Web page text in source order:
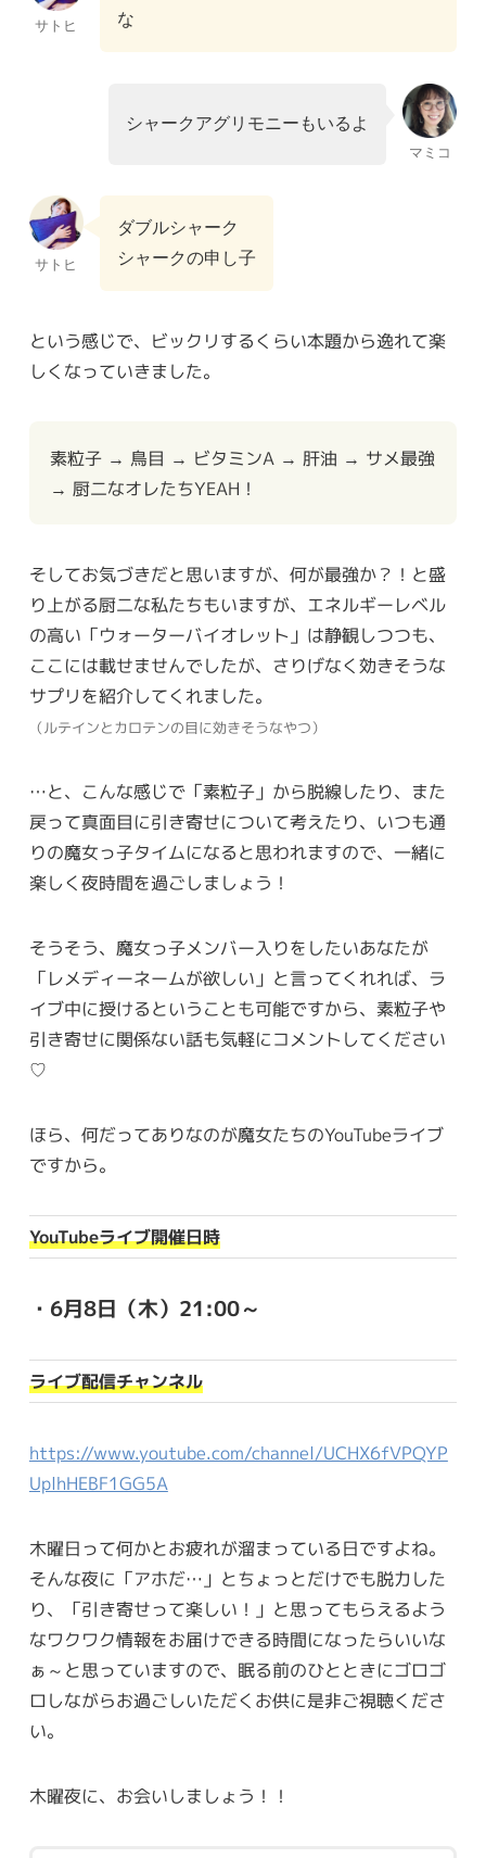
サトヒ な
マミコ
シャークアグリモニーもいるよ
サトヒ
ダブルシャーク
シャークの申し子
という感じで、ビックリするくらい本題から逸れて楽
しくなっていきました。
素粒子 → 鳥目 → ビタミンA → 肝油 → サメ最強
→ 厨二なオレたちYEAH！
そしてお気づきだと思いますが、何が最強か？！と盛
り上がる厨二な私たちもいますが、エネルギーレベル
の高い「ウォーターバイオレット」は静観しつつも、
ここには載せませんでしたが、さりげなく効きそうな
サプリを紹介してくれました。
（ルテインとカロテンの目に効きそうなやつ）
…と、こんな感じで「素粒子」から脱線したり、また
戻って真面目に引き寄せについて考えたり、いつも通
りの魔女っ子タイムになると思われますので、一緒に
楽しく夜時間を過ごしましょう！
そうそう、魔女っ子メンバー入りをしたいあなたが
「レメディーネームが欲しい」と言ってくれれば、ラ
イブ中に授けるということも可能ですから、素粒子や
引き寄せに関係ない話も気軽にコメントしてください
♡
ほら、何だってありなのが魔女たちのYouTubeライブ
ですから。
YouTubeライブ開催日時
・6月8日（木）21:00～
ライブ配信チャンネル
https://www.youtube.com/channel/UCHX6fVPQYP
UplhHEBF1GG5A
木曜日って何かとお疲れが溜まっている日ですよね。
そんな夜に「アホだ…」とちょっとだけでも脱力した
り、「引き寄せって楽しい！」と思ってもらえるよう
なワクワク情報をお届けできる時間になったらいいな
ぁ～と思っていますので、眠る前のひとときにゴロゴ
ロしながらお過ごしいただくお供に是非ご視聴くださ
い。
木曜夜に、お会いしましょう！！